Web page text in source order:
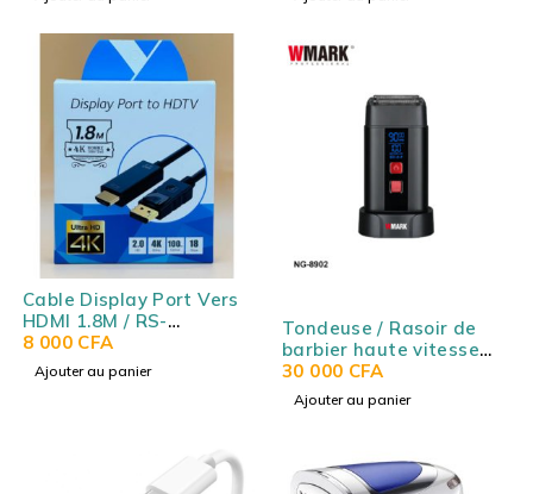
Cable Display Port Vers
HDMI 1.8M / RS-
DPHDMI1.8M
8 000 CFA
Ajouter au panier
Tondeuse / Rasoir de
barbier haute vitesse
WMARK NG-8902
30 000 CFA
Ajouter au panier